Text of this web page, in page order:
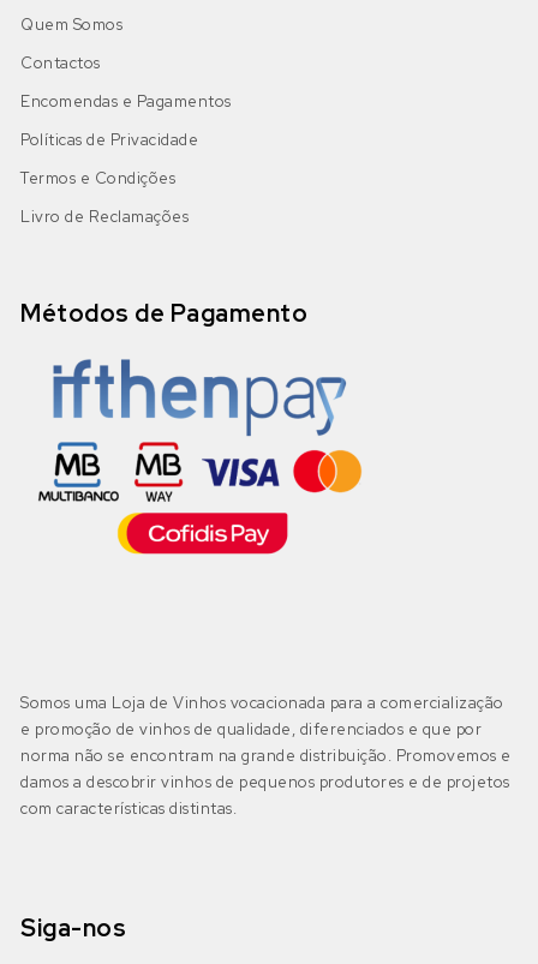
Quem Somos
Contactos
Encomendas e Pagamentos
Políticas de Privacidade
Termos e Condições
Livro de Reclamações
Métodos de Pagamento
Somos uma Loja de Vinhos vocacionada para a comercialização
e promoção de vinhos de qualidade, diferenciados e que por
norma não se encontram na grande distribuição. Promovemos e
damos a descobrir vinhos de pequenos produtores e de projetos
com características distintas.
Siga-nos